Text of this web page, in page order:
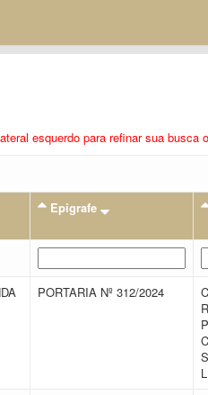
esquerdo para refinar sua
Epigrafe
PORTARIA Nº 312/2024